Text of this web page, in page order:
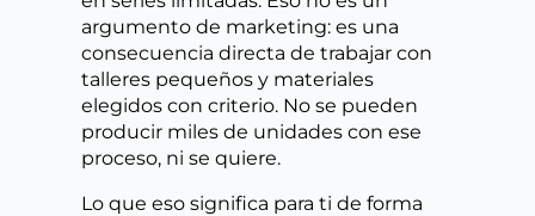
argumento de marketing: es una
consecuencia directa de trabajar con
talleres pequeños y materiales
elegidos con criterio. No se pueden
producir miles de unidades con ese
proceso, ni se quiere.
Lo que eso significa para ti de forma